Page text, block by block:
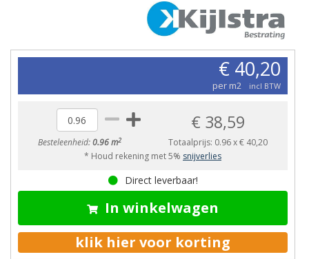
€ 40,20
per m2 incl BTW
Besteleenheid:0.96 m2
€ 38,59
Totaalprijs: 0.96x€ 40,20
* Houd rekening met 5% snijverlies
Direct leverbaar!
In winkelwagen
klik hier voor korting